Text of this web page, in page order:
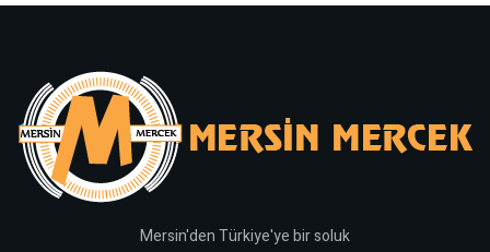
Mersin'den Türkiye'ye bir soluk